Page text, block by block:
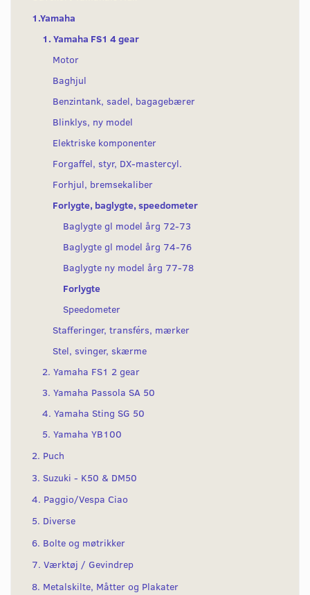
1.Yamaha
1. Yamaha FS1 4 gear
Motor
Baghjul
Benzintank, sadel, bagagebærer
Blinklys, ny model
Elektriske komponenter
Forgaffel, styr, DX-mastercyl.
Forhjul, bremsekaliber
Forlygte, baglygte, speedometer
Baglygte gl model årg 72-73
Baglygte gl model årg 74-76
Baglygte ny model årg 77-78
Forlygte
Speedometer
Stafferinger, transférs, mærker
Stel, svinger, skærme
2. Yamaha FS1 2 gear
3. Yamaha Passola SA 50
4. Yamaha Sting SG 50
5. Yamaha YB100
2. Puch
3. Suzuki - K50 & DM50
4. Paggio/Vespa Ciao
5. Diverse
6. Bolte og møtrikker
7. Værktøj / Gevindrep
8. Metalskilte, Måtter og Plakater